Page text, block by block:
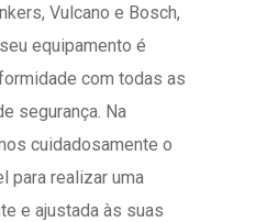
Vulcano e Bosch,
equipamento é
com todas as
segurança. Na
cuidadosamente o
para realizar uma
e ajustada às suas